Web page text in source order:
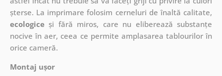
șterse. La imprimare folosim cerneluri de înaltă calitate,
ecologiceși fără miros, care nu eliberează substanțe
nocive în aer, ceea ce permite amplasarea tablourilor în
orice cameră.
Montaj ușor